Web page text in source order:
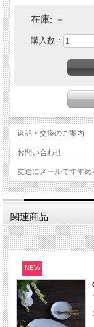
在庫: －
購入数：
返品・交換のご案内
お問い合わせ
友達にメールですすめ
関連商品
NEW